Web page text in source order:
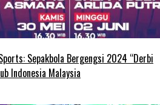
Sepakbola Bergengsi 2024 “Derbi
Indonesia Malaysia